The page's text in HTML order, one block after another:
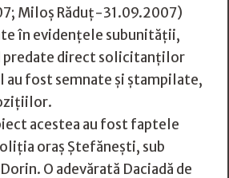
Miloș Răduț-31.09.2007)
în evidenţele subunităţii,
predate direct solicitanţilor
au fost semnate şi ştampilate,
acestea au fost faptele
oraș Ștefănești, sub
O adevărată Daciadă de